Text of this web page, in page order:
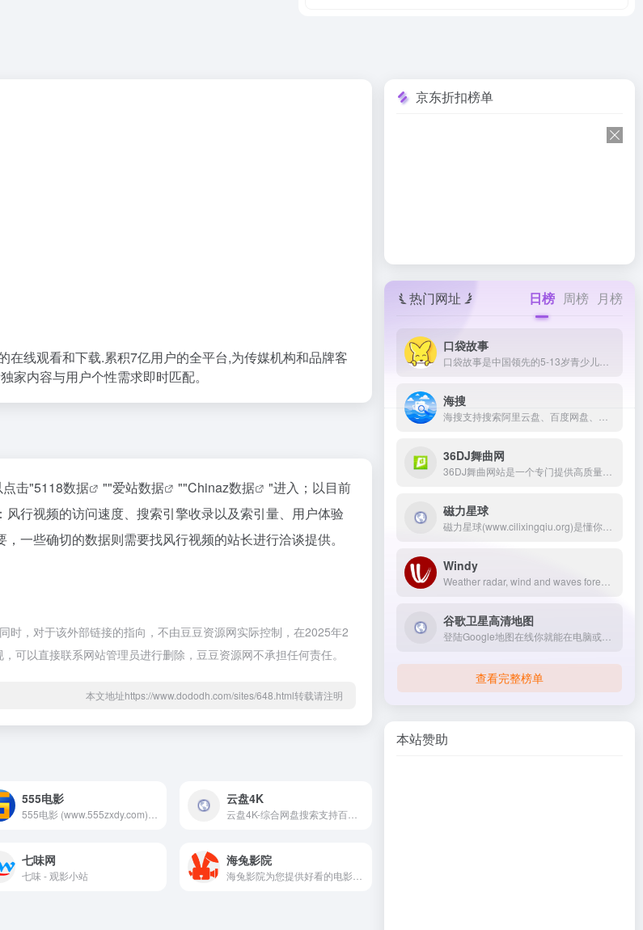
线观看和下载.累积7亿用户的全平台,为传媒机构和品牌客
家内容与用户个性需求即时匹配。
击"5118数据 ""爱站数据 ""Chinaz数据
"进入；以目前
行视频的访问速度、搜索引擎收录以及索引量、用户体验
一些确切的数据则需要找风行视频的站长进行洽谈提供。
，对于该外部链接的指向，不由豆豆资源网实际控制，在2025年2
可以直接联系网站管理员进行删除，豆豆资源网不承担任何责任。
本文地址https://www.dododh.com/sites/648.html转载请注明
555电影 云盘4K
七味网
七味 - 观影小站
海兔影院
京东折扣榜单
热门网址 日榜 周榜 月榜
口袋故事
海搜
36DJ舞曲网
磁力星球
Windy
谷歌卫星高清地图
查看完整榜单
本站赞助